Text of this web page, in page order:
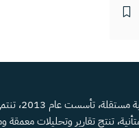
منصة إعلامية
تنتج تقارير وتحليلات